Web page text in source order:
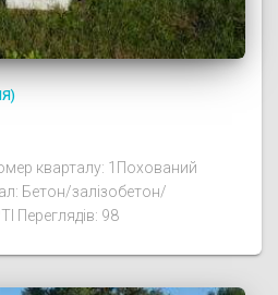
кварталу: 1Похований
Бетон/залізобетон/
Переглядів: 98